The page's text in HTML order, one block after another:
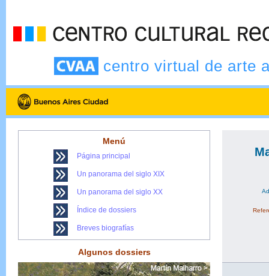
centro virtual de arte
Menú
Página principal
Un panorama del siglo XIX
Un panorama del siglo XX
Índice de dossiers
Breves biografías
Algunos dossiers